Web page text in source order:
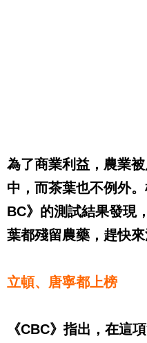
為了商業利益，農業
中，而茶葉也不例外
BC》的測試結果發現
葉都殘留農藥，趕快來
立頓、唐寧都上榜
《CBC》指出，在這